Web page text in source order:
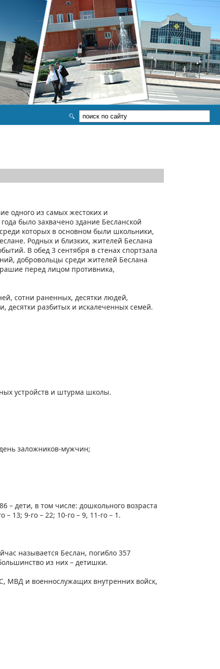
одного из самых жестоких и
было захвачено здание Бесланской
которых в основном были школьники,
Родных и близких, жителей Беслана
В обед 3 сентября в стенах спортзала
добровольцы среди жителей Беслана
перед лицом противника,
сотни раненных, десятки людей,
десятки разбитых и искалеченных семей.
устройств и штурма школы.
заложников-мужчин;
– дети, в том числе: дошкольного возраста
– 13; 9-го – 22; 10-го – 9, 11-го – 1.
называется Беслан, погибло 357
из них – детишки.
МВД и военнослужащих внутренних войск,